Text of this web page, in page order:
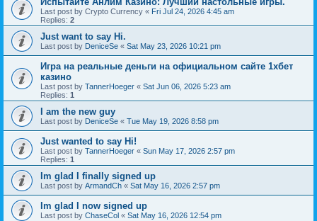
Last post by Crypto Currency « Fri Jul 24, 2026 4:45 am
Replies: 2
Just want to say Hi.
Last post by DeniceSe « Sat May 23, 2026 10:21 pm
Игра на реальные деньги на официальном сайте 1хбет
казино
Last post by TannerHoeger « Sat Jun 06, 2026 5:23 am
Replies: 1
I am the new guy
Last post by DeniceSe « Tue May 19, 2026 8:58 pm
Just wanted to say Hi!
Last post by TannerHoeger « Sun May 17, 2026 2:57 pm
Replies: 1
Im glad I finally signed up
Last post by ArmandCh « Sat May 16, 2026 2:57 pm
Im glad I now signed up
Last post by ChaseCol « Sat May 16, 2026 12:54 pm